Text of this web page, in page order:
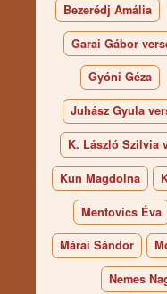
Bezerédj Amália
Garai Gábor
Gyóni Géza
Juhász Gyula
K. László Szilvia
Kun Magdolna
Mentovics Éva
Márai Sándor
Nemes